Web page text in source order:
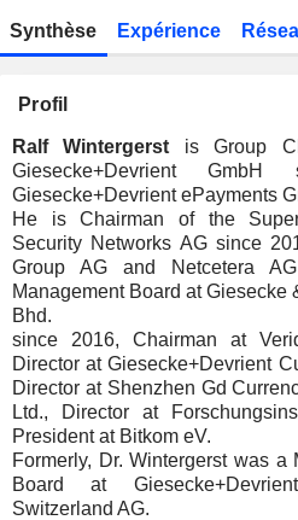
Synthèse Expérience
Profil
Ralf Wintergerst is Group
Giesecke+Devrient
Giesecke+Devrient ePayments
He is Chairman of the
Security Networks AG since
Group AG and Netcetera
Management Board at Giesecke
Bhd.
since 2016, Chairman at
Director at Giesecke+Devrient
Director at Shenzhen Gd
Ltd., Director at
President at Bitkom eV.
Formerly, Dr. Wintergerst was
Board at
Switzerland AG.